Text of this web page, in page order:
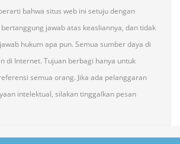
bahwa situs web ini setuju dengan
jawab atas keasliannya, dan tidak
hukum apa pun. Semua sumber daya di
di Internet. Tujuan berbagi hanya untuk
semua orang. Jika ada pelanggaran
intelektual, silakan tinggalkan pesan